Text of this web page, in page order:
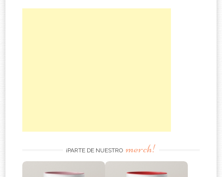
¡PARTE DE NUESTRO merch!